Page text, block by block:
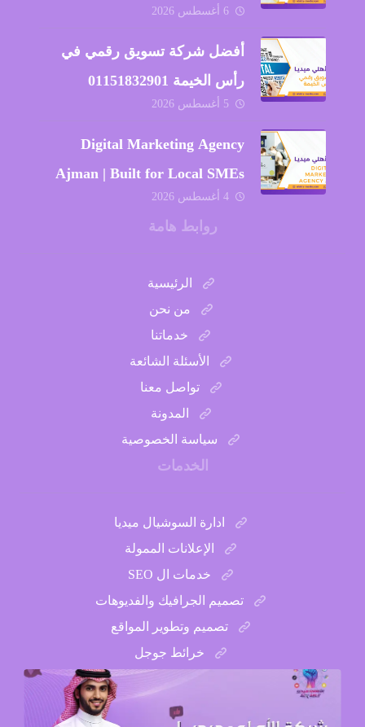
Local Visibility and Business
Growth
6 أغسطس 2026
أفضل شركة تسويق رقمي في
رأس الخيمة 01151832901
5 أغسطس 2026
Digital Marketing Agency
Ajman | Built for Local SMEs
2026
4 أغسطس 2026
روابط هامة
الرئيسية
من نحن
خدماتنا
الأسئلة الشائعة
تواصل معنا
المدونة
سياسة الخصوصية
الخدمات
ادارة السوشيال ميديا
الإعلانات الممولة
خدمات ال SEO
تصميم الجرافيك والفديوهات
تصميم وتطوير المواقع
خرائط جوجل